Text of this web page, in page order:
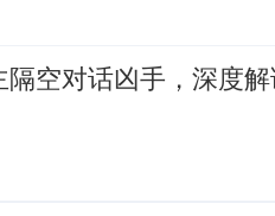
空对话凶手，深度